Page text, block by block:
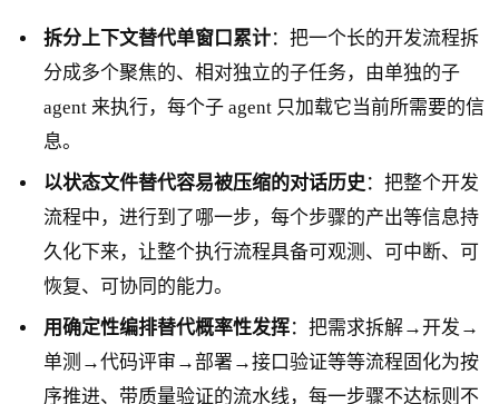
拆分上下文替代单窗口累计：把一个长的开发流程拆
分成多个聚焦的、相对独立的子任务，由单独的子
agent 来执行，每个子 agent 只加载它当前所需要的信
息。
以状态文件替代容易被压缩的对话历史 ：把整个开发
流程中，进行到了哪一步，每个步骤的产出等信息持
久化下来，让整个执行流程具备可观测、可中断、可
恢复、可协同的能力。
用确定性编排替代概率性发挥：把需求拆解→开发→
单测→代码评审→部署→接口验证等等流程固化为按
序推进、带质量验证的流水线，每一步骤不达标则不